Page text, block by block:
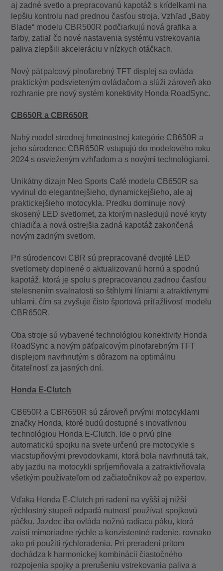
aj zadné svetlo a prepracovanú kapotáž s krídelkami na
lepšiu kontrolu nad prednou časťou stroja. Vzhľad „Baby
Blade“ modelu CBR500R podčiarkujú nová grafika a
farby, zatiaľ čo nové nastavenia systému vstrekovania
paliva zlepšili akceleráciu v nízkych otáčkach.
Nový päťpalcový plnofarebný TFT displej sa ovláda
praktickým podsvieteným ovládačom a slúži zároveň ako
rozhranie pre nový systém konektivity Honda RoadSync.
CB650R a CBR650R
Nahý model strednej hmotnostnej kategórie CB650R a
jeho súrodenec CBR650R vstupujú do modelového roku
2024 s osvieženým vzhľadom a s novými technológiami.
Unikátny dizajn Neo Sports Café modelu CB650R sa
vyvinul do elegantnejšieho, dynamickejšieho, ale aj
praktickejšieho motocykla. Predku dominuje nový
skosený LED svetlomet, za ktorým nasledujú nové kryty
chladiča a nová ostrejšia zadná kapotáž zakončená
novým zadným svetlom.
Pri súrodencovi CBR sú prepracované dvojité LED
svetlomety doplnené o aktualizovanú hornú a spodnú
kapotáž, ktorá je spolu s prepracovanou zadnou časťou
stelesnením svalnatosti so štíhlymi líniami a atraktívnymi
uhlami, čím sa zvyšuje čisto športová príťažlivosť modelu
CBR650R.
Oba stroje sú vybavené technológiou konektivity Honda
RoadSync a novým päťpalcovým plnofarebným TFT
displejom navrhnutým s dôrazom na optimálnu
čitateľnosť za jasných dní.
Honda E-Clutch
CB650R a CBR650R sú zároveň prvými motocyklami
značky Honda, ktoré budú dostupné s inovatívnou
technológiou Honda E-Clutch. Ide o prvú plne
automatickú spojku na svete určenú pre motocykle s
viacstupňovými prevodovkami, ktorá bola navrhnutá tak,
aby jazdu na motocykli spríjemňovala a zatraktívňovala
všetkým používateľom od začiatočníkov až po expertov.
Vďaka Honda E-Clutch pri radení na vyšší aj nižší
rýchlostný stupeň odpadá nutnosť používať spojkovú
páčku. Jazdec iba ovláda nožnú radiacu páku, ktorá
zaistí mimoriadne rýchle a konzistentné radenie, rovnako
ako pri použití rýchloradenia. Pri preradení pritom
dochádza k harmonickej kombinácii čiastočného
rozpojenia spojky a prerušeniu vstrekovania paliva a